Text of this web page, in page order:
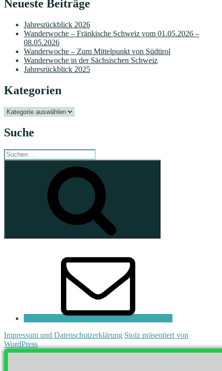
Neueste Beiträge
Jahresrückblick 2026
Wanderwoche – Fränkische Schweiz vom 01.05.2026 –
08.05.2026
Wanderwoche – Zum Mittelpunkt von Südtirol
Wanderwoche in der Sächsischen Schweiz
Jahresrückblick 2025
Kategorien
Kategorien
Suche
Suchen
nach:
Impressum und Datenschutzerklärung Stolz präsentiert von
WordPress